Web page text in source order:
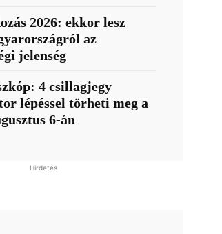
2026: ekkor lesz
az
jelenség
4 csillagjegy
lépéssel törheti meg a
6-án
Hirdetés